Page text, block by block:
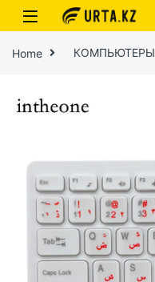
Home КОМПЬЮТЕРЫ